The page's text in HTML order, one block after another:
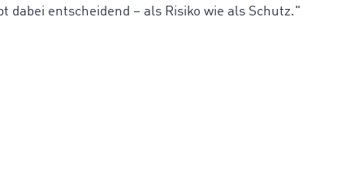
dabei entscheidend – als Risiko wie als Schutz."